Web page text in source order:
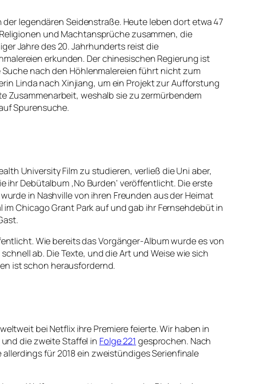
legendären Seidenstraße. Heute leben dort etwa 47
und Machtansprüche zusammen, die
Jahre des 20. Jahrhunderts reist die
erkunden. Der chinesischen Regierung ist
nach den Höhlenmalereien führt nicht zum
Linda nach Xinjiang, um ein Projekt zur Aufforstung
Zusammenarbeit, weshalb sie zu zermürbendem
Spurensuche.
University Film zu studieren, verließ die Uni aber,
Debütalbum ‚No Burden‘ veröffentlicht. Die erste
in Nashville von ihren Freunden aus der Heimat
Chicago Grant Park auf und gab ihr Fernsehdebüt in
Wie bereits das Vorgänger-Album wurde es von
ab. Die Texte, und die Art und Weise wie sich
ist schon herausfordernd.
bei Netflix ihre Premiere feierte. Wir haben in
und die zweite Staffel in Folge 221 gesprochen. Nach
für 2018 ein zweistündiges Serienfinale